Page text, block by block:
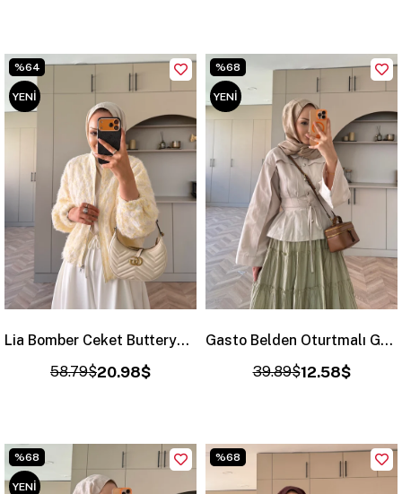
Lia Bomber Ceket Butteryellow (4523)
20.98$
58.79$
%64
YENI
Gasto Belden Oturtmalı Gömlek Taş (2015)
12.58$
39.89$
%68
YENI
%68
YENI
%68